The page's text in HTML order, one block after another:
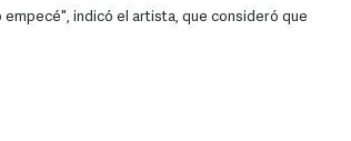
empecé", indicó el artista, que consideró que